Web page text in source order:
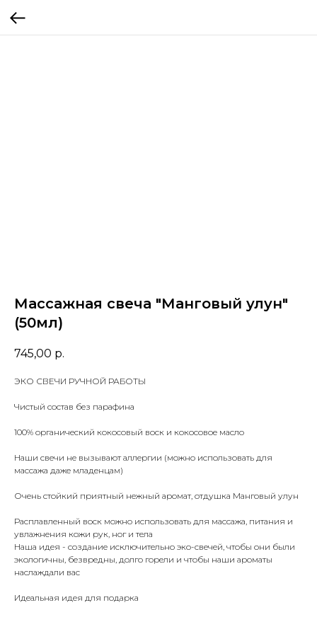
Массажная свеча "Манговый улун"
(50мл)
745,00 р.
ЭКО СВЕЧИ РУЧНОЙ РАБОТЫ
Чистый состав без парафина
100% органический кокосовый воск и кокосовое масло
Наши свечи не вызывают аллергии (можно использовать для
массажа даже младенцам)
Очень стойкий приятный нежный аромат, отдушка Манговый улун
Расплавленный воск можно использовать для массажа, питания и
увлажнения кожи рук, ног и тела
Наша идея - создание исключительно эко-свечей, чтобы они были
экологичны, безвредны, долго горели и чтобы наши ароматы
наслаждали вас
Идеальная идея для подарка